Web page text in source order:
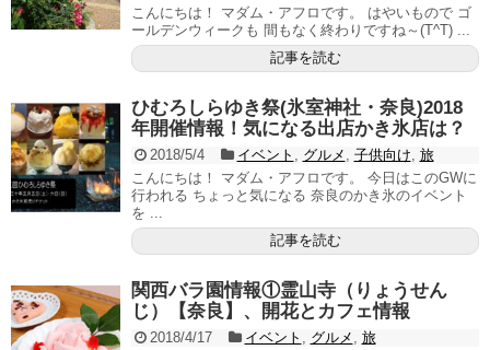
こんにちは！ マダム・アフロです。 はやいもので ゴ
ールデンウィークも 間もなく終わりですね～(T^T) ...
記事を読む
ひむろしらゆき祭(氷室神社・奈良)2018
年開催情報！気になる出店かき氷店は？
2018/5/4 イベント , グルメ , 子供向け, 旅
こんにちは！ マダム・アフロです。 今日はこのGWに
行われる ちょっと気になる 奈良のかき氷のイベント
を ...
記事を読む
関西バラ園情報①霊山寺（りょうせん
じ）【奈良】、開花とカフェ情報
2018/4/17 イベント , グルメ , 旅